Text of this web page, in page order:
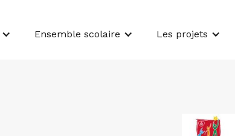
Ensemble scolaire Les projets